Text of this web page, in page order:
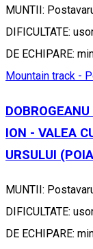
MUNTII:
DIFICULTATE:
DE ECHIPARE:
Mountain track -
ION - VALEA
URSULUI
MUNTII:
DIFICULTATE:
DE ECHIPARE: